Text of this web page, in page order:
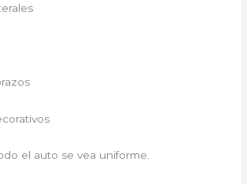
el auto se vea uniforme.